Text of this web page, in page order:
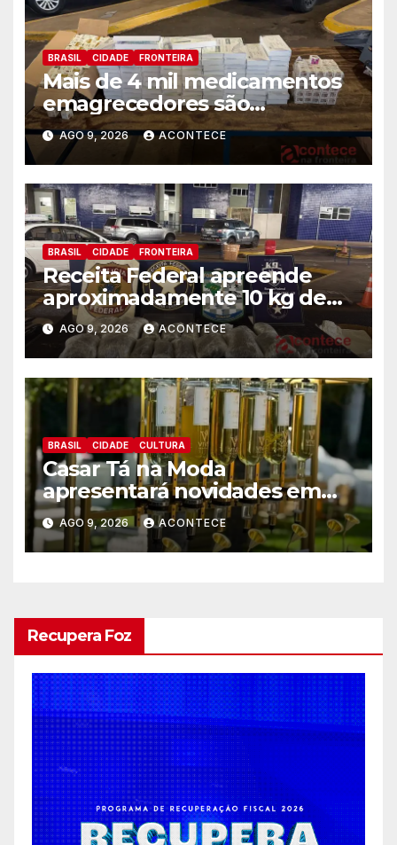
BRASIL CIDADE FRONTEIRA
Mais de 4 mil medicamentos
emagrecedores são
apreendidos pela Receita
Federal
AGO 9, 2026 ACONTECE
BRASIL CIDADE FRONTEIRA
Receita Federal apreende
aproximadamente 10 kg de
substância análoga ao
capulho
AGO 9, 2026 ACONTECE
BRASIL CIDADE CULTURA
Casar Tá na Moda
apresentará novidades em
entretenimento para
casamentos e festas de
debutantes
AGO 9, 2026 ACONTECE
Recupera Foz